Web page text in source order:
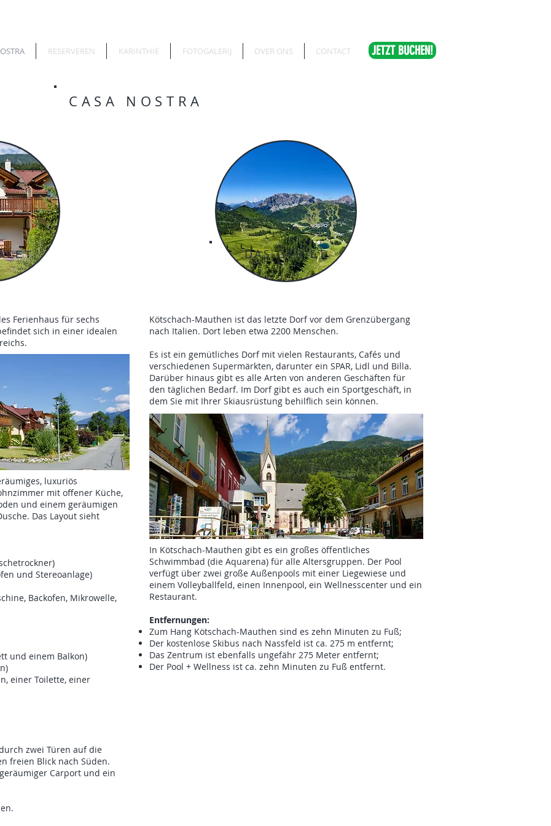
RESERVEREN KARINTHIË FOTOGALERIJ OVER ONS CONTACT JETZT BUCHEN!
CASA NOSTRA
DAS GEBIET
Ferienhaus für sechs
sich in einer idealen
luxuriös
mit offener Küche,
und einem geräumigen
Das Layout sieht
und Stereoanlage)
Backofen, Mikrowelle,
und einem Balkon)
einer Toilette, einer
zwei Türen auf die
freien Blick nach Süden.
Carport und ein
Kötschach-Mauthen ist das letzte Dorf vor dem Grenzübergang
nach Italien. Dort leben etwa 2200 Menschen.
Es ist ein gemütliches Dorf mit vielen Restaurants, Cafés und
verschiedenen Supermärkten, darunter ein SPAR, Lidl und Billa.
Darüber hinaus gibt es alle Arten von anderen Geschäften für
den täglichen Bedarf. Im Dorf gibt es auch ein Sportgeschäft, in
dem Sie mit Ihrer Skiausrüstung behilflich sein können.​
In Kötschach-Mauthen gibt es ein großes öffentliches
Schwimmbad (die Aquarena) für alle Altersgruppen. Der Pool
verfügt über zwei große Außenpools mit einer Liegewiese und
einem Volleyballfeld, einen Innenpool, ein Wellnesscenter und ein
Restaurant.
Entfernungen:
Zum Hang Kötschach-Mauthen sind es zehn Minuten zu Fuß;
Der kostenlose Skibus nach Nassfeld ist ca. 275 m entfernt;
Das Zentrum ist ebenfalls ungefähr 275 Meter entfernt;
Der Pool + Wellness ist ca. zehn Minuten zu Fuß entfernt.